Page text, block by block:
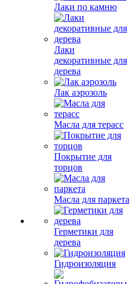
Лаки по камню
Лаки
декоративные для
дерева
Лак аэрозоль
Масла для терасс
Покрытие для
торцов
Масла для паркета
Герметики для
дерева
Гидроизоляция